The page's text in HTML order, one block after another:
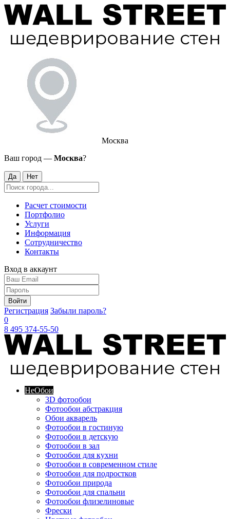
Москва
Ваш город — Москва?
Да Нет
Расчет стоимости
Портфолио
Услуги
Информация
Сотрудничество
Контакты
Вход в аккаунт
Войти
Регистрация Забыли пароль?
0
8 495 374-55-50
НеОбои
3D фотообои
Фотообои абстракция
Обои акварель
Фотообои в гостиную
Фотообои в детскую
Фотообои в зал
Фотообои для кухни
Фотообои в современном стиле
Фотообои для подростков
Фотообои природа
Фотообои для спальни
Фотообои флизелиновые
Фрески